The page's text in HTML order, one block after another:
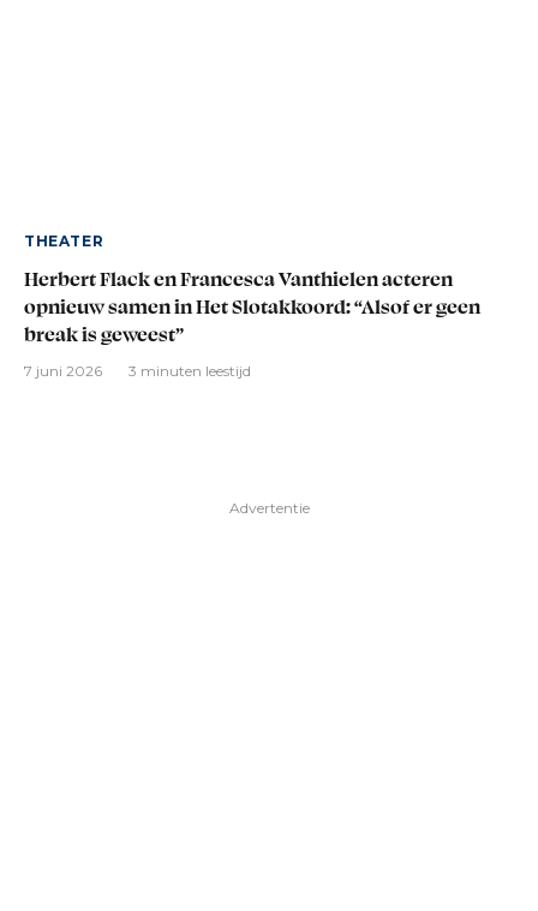
THEATER
Herbert Flack en Francesca Vanthielen acteren
opnieuw samen in Het Slotakkoord: “Alsof er geen
break is geweest”
7 juni 2026 3 minuten leestijd
Advertentie